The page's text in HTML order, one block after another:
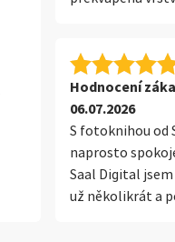
zajištěna, aby
knížkou nic
zpracováno a
velmi oceňuji
vazbu, která
lépe se prohlíží.
opravdu
Hodnocení
06.07.2026
S fotoknihou od
naprosto
Saal Digital
už několikrát a